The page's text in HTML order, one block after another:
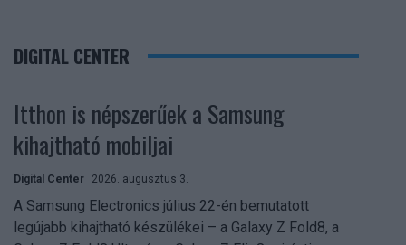
DIGITAL CENTER
Itthon is népszerűek a Samsung
kihajtható mobiljai
Digital Center 2026. augusztus 3.
A Samsung Electronics július 22-én bemutatott
legújabb kihajtható készülékei – a Galaxy Z Fold8, a